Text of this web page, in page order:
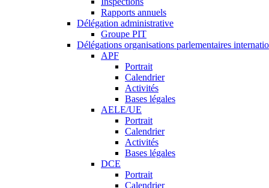
Rapports annuels
Délégation administrative
Groupe PIT
Délégations organisations parlementaires
APF
Portrait
Calendrier
Activités
Bases légales
AELE/UE
Portrait
Calendrier
Activités
Bases légales
DCE
Portrait
Calendrier